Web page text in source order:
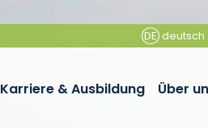
DEdeutsch
Karriere & Ausbildung Über